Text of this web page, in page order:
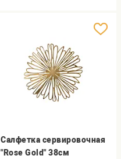
Салфетка сервировочная
"Rose Gold" 38см